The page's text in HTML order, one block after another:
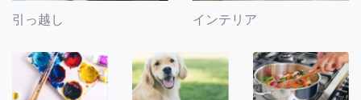
引っ越し インテリア